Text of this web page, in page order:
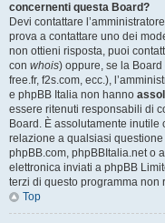
concernenti questa Board?
Devi contattare
prova a contattare uno dei
non ottieni risposta, puoi
con whois) oppure, se la
free.fr, f2s.com, ecc.),
e phpBB Italia non hanno
essere ritenuti responsabili di
Board. È assolutamente
relazione a qualsiasi
phpBB.com, phpBBItalia.net o
elettronica inviati a phpBB
terzi di questo programma non
Top